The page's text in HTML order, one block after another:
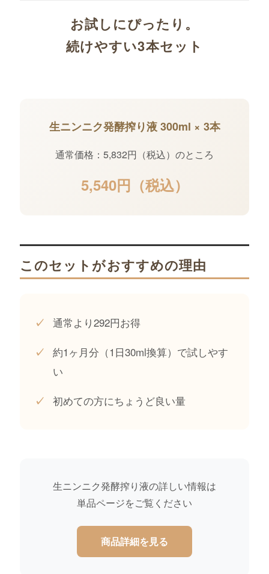
お試しにぴったり。
続けやすい3本セット
生ニンニク発酵搾り液 300ml × 3本
通常価格：5,832円（税込）のところ
5,540円（税込）
このセットがおすすめの理由
✓ 通常より292円お得
✓
約1ヶ月分（1日30ml換算）で試しやす
い
✓ 初めての方にちょうど良い量
生ニンニク発酵搾り液の詳しい情報は
単品ページをご覧ください
商品詳細を見る